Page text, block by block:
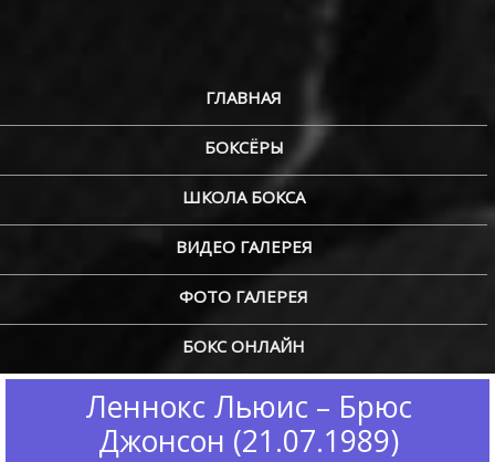
ГЛАВНАЯ
БОКСЁРЫ
ШКОЛА БОКСА
ВИДЕО ГАЛЕРЕЯ
ФОТО ГАЛЕРЕЯ
БОКС ОНЛАЙН
Леннокс Льюис – Брюс
Джонсон (21.07.1989)